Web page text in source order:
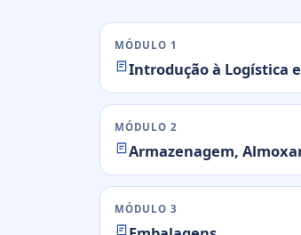
MÓDULO 1
Introdução à Logística
MÓDULO 2
Armazenagem,
MÓDULO 3